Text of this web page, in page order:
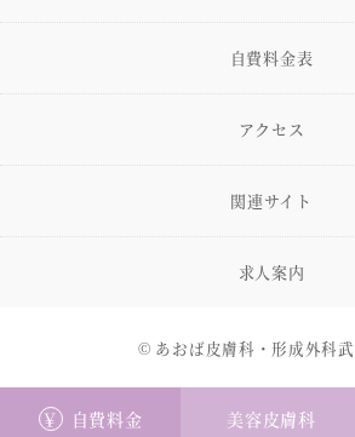
￥ 自費料金 美容皮膚科
自費料金表
アクセス
関連サイト
求人案内
© あおば皮膚科・形成外科